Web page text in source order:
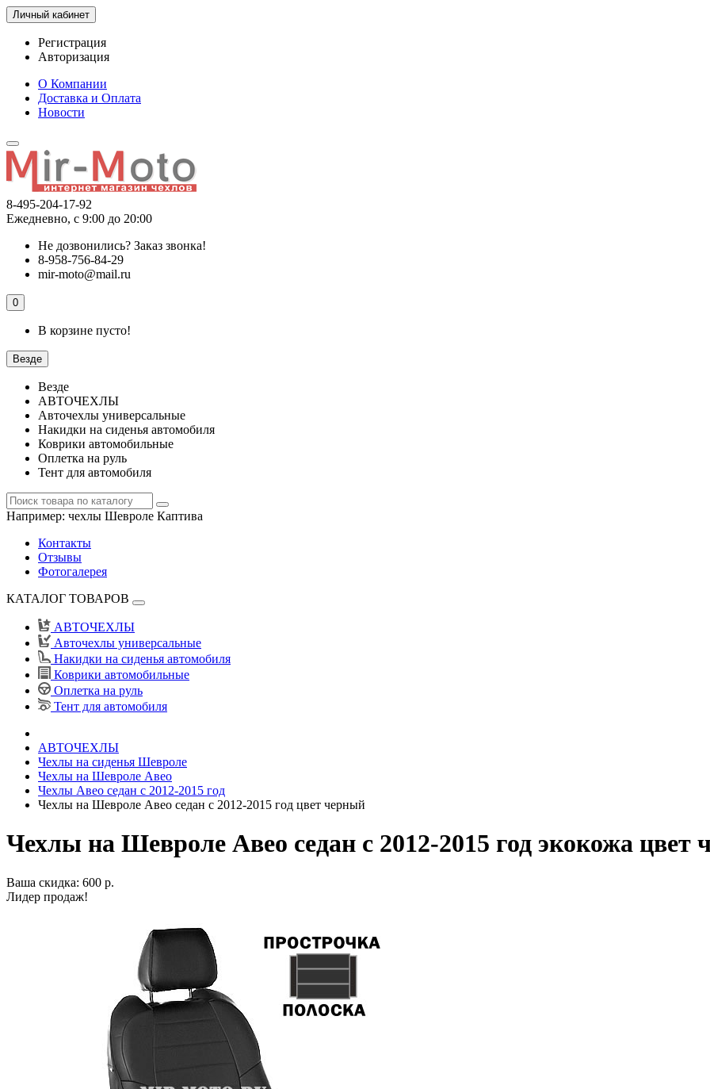
Личный кабинет
Регистрация
Авторизация
О Компании
Доставка и Оплата
Новости
8-495-204-17-92
Ежедневно, с 9:00 до 20:00
Не дозвонились? Заказ звонка!
8-958-756-84-29
mir-moto@mail.ru
0
В корзине пусто!
Везде
Везде
АВТОЧЕХЛЫ
Авточехлы универсальные
Накидки на сиденья автомобиля
Коврики автомобильные
Оплетка на руль
Тент для автомобиля
Например: чехлы Шевроле Каптива
Контакты
Отзывы
Фотогалерея
КАТАЛОГ ТОВАРОВ
АВТОЧЕХЛЫ
Авточехлы универсальные
Накидки на сиденья автомобиля
Коврики автомобильные
Оплетка на руль
Тент для автомобиля
АВТОЧЕХЛЫ
Чехлы на сиденья Шевроле
Чехлы на Шевроле Авео
Чехлы Авео седан с 2012-2015 год
Чехлы на Шевроле Авео седан с 2012-2015 год цвет черный
Чехлы на Шевроле Авео седан с 2012-2015 год экокожа цвет
Ваша скидка: 600 р.
Лидер продаж!